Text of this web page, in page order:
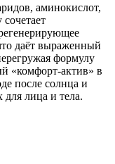
аминокислот,
даёт выраженный
формулу
«комфорт-актив» в
после солнца и
лица и тела.